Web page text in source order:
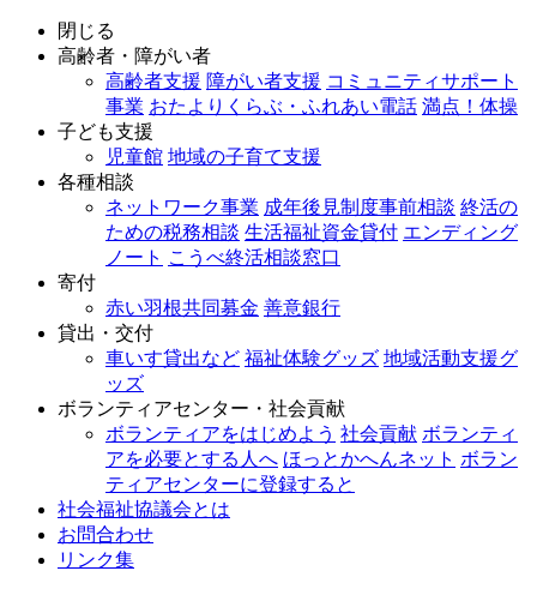
閉じる
高齢者・障がい者
高齢者支援 障がい者支援 コミュニティサポート
事業 おたよりくらぶ・ふれあい電話 満点！体操
子ども支援
児童館 地域の子育て支援
各種相談
ネットワーク事業 成年後見制度事前相談 終活の
ための税務相談 生活福祉資金貸付 エンディング
ノート こうべ終活相談窓口
寄付
赤い羽根共同募金 善意銀行
貸出・交付
車いす貸出など 福祉体験グッズ 地域活動支援グ
ッズ
ボランティアセンター・社会貢献
ボランティアをはじめよう 社会貢献 ボランティ
アを必要とする人へ ほっとかへんネット ボラン
ティアセンターに登録すると
社会福祉協議会とは
お問合わせ
リンク集